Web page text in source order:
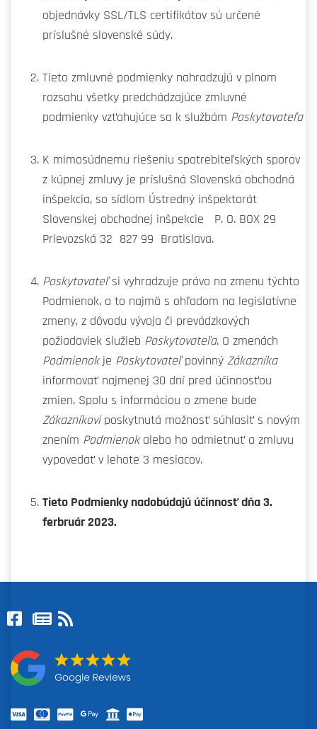
objednávky SSL/TLS certifikátov sú určené
príslušné slovenské súdy.
Tieto zmluvné podmienky nahradzujú v plnom
rozsahu všetky predchádzajúce zmluvné
podmienky vzťahujúce sa k službám Poskytovateľa
K mimosúdnemu riešeniu spotrebiteľských sporov
z kúpnej zmluvy je príslušná Slovenská obchodná
inšpekcia, so sídlom Ústredný inšpektorát
Slovenskej obchodnej inšpekcie P. O. BOX 29
Prievozská 32 827 99 Bratislava.
Poskytovateľsi vyhradzuje právo na zmenu týchto
Podmienok, a to najmä s ohľadom na legislatívne
zmeny, z dôvodu vývoja či prevádzkových
požiadaviek služieb Poskytovateľa. O zmenách
Podmienokje Poskytovateľpovinný Zákazníka
informovať najmenej 30 dní pred účinnosťou
zmien. Spolu s informáciou o zmene bude
Zákazníkoviposkytnutá možnosť súhlasiť s novým
znením Podmienokalebo ho odmietnuť a zmluvu
vypovedať v lehote 3 mesiacov.
Tieto Podmienky nadobúdajú účinnosť dňa 3.
ferbruár 2023.